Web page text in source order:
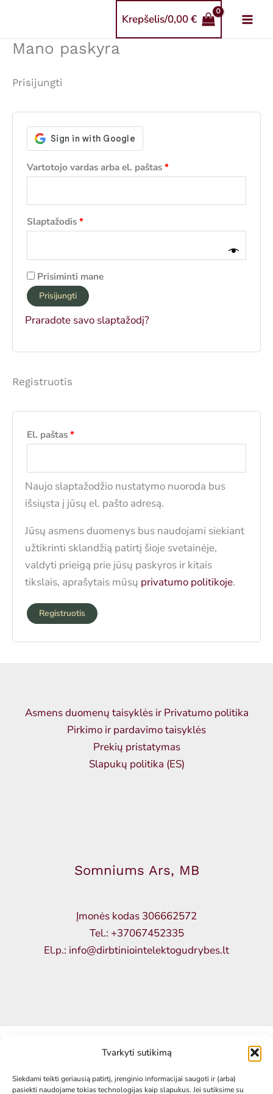
Tvarkyti sutikimą
Siekdami teikti geriausią patirtį, įrenginio informacijai saugoti ir (arba)
pasiekti naudojame tokias technologijas kaip slapukus. Jei sutiksime su
turinio
Krepšelis/0,00€
Mano paskyra
Prisijungti
Vartotojo vardas arba el. paštas *Privalomas
Slaptažodis *Privalomas
Prisiminti mane
Prisijungti
Praradote savo slaptažodį?
Registruotis
El. paštas *Privalomas
Naujo slaptažodžio nustatymo nuoroda bus
išsiųsta į jūsų el. pašto adresą.
Jūsų asmens duomenys bus naudojami siekiant
užtikrinti sklandžią patirtį šioje svetainėje,
valdyti prieigą prie jūsų paskyros ir kitais
tikslais, aprašytais mūsų privatumo politikoje.
Registruotis
Asmens duomenų taisyklės ir Privatumo politika
Pirkimo ir pardavimo taisyklės
Prekių pristatymas
Slapukų politika (ES)
Somniums Ars, MB
Įmonės kodas 306662572
Tel.: +37067452335
El.p.: info@dirbtiniointelektogudrybes.lt
Facebook Instagram Telegram